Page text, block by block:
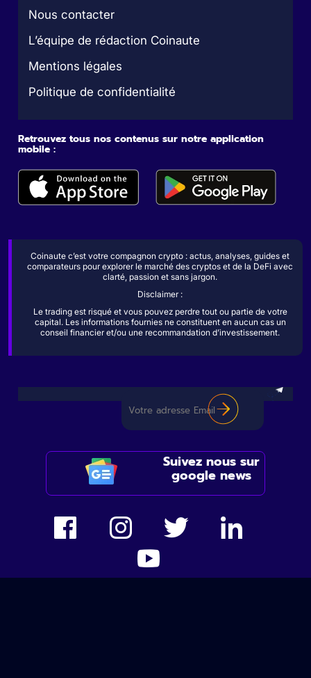
Nous contacter
L’équipe de rédaction Coinaute
Mentions légales
Politique de confidentialité
Retrouvez tous nos contenus sur notre application
mobile :
Coinaute c’est votre compagnon crypto : actus, analyses, guides et
comparateurs pour explorer le marché des cryptos et de la DeFi avec
clarté, passion et sans jargon.
Disclaimer :
Le trading est risqué et vous pouvez perdre tout ou partie de votre
capital. Les informations fournies ne constituent en aucun cas un
conseil financier et/ou une recommandation d’investissement.
Suivez nous sur
google news